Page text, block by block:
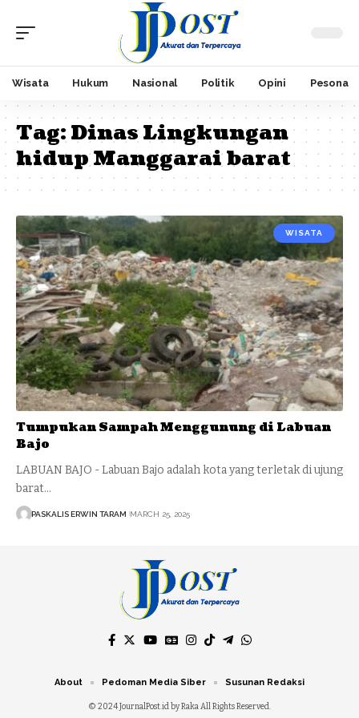
Wisata Hukum Nasional Politik Opini Pesona
Tag:Dinas Lingkungan
hidup Manggarai barat
WISATA
Tumpukan Sampah Menggunung di Labuan
Bajo
LABUAN BAJO - Labuan Bajo adalah kota yang terletak di ujung
barat…
PASKALIS ERWIN TARAM MARCH 25, 2025
© 2024 JournalPost.id by Raka All Rights Reserved.
About Pedoman Media Siber Susunan Redaksi